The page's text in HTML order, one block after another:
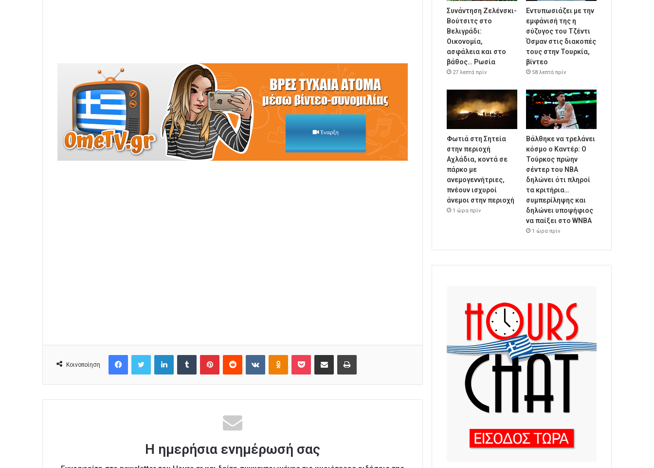
Κοινοποίηση
Η ημερήσια ενημέρωσή σας
Συνάντηση Ζελένσκι-
Βούτσιτς στο
Βελιγράδι:
Οικονομία,
ασφάλεια και στο
βάθος… Ρωσία
27 λεπτά πρίν
Εντυπωσιάζει με την
εμφάνισή της η
σύζυγος του Τζέντι
Όσμαν στις διακοπές
τους στην Τουρκία,
βίντεο
58 λεπτά πρίν
Φωτιά στη Σητεία
στην περιοχή
Αχλάδια, κοντά σε
πάρκο με
ανεμογεννήτριες,
πνέουν ισχυροί
άνεμοι στην περιοχή
1 ώρα πρίν
Βάλθηκε να τρελάνει
κόσμο ο Καντέρ: Ο
Τούρκος πρώην
σέντερ του NBA
δηλώνει ότι πληροί
τα κριτήρια…
συμπερίληψης και
δηλώνει υποψήφιος
να παίξει στο WNBA
1 ώρα πρίν